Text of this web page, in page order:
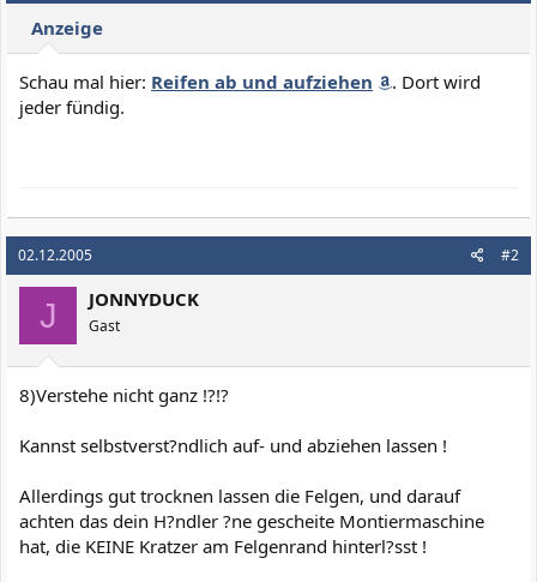
Anzeige
Schau mal hier: Reifen ab und aufziehen
. Dort wird
jeder fündig.
02.12.2005 #2
J JONNYDUCK
Gast
8)Verstehe nicht ganz !?!?
Kannst selbstverst?ndlich auf- und abziehen lassen !
Allerdings gut trocknen lassen die Felgen, und darauf
achten das dein H?ndler ?ne gescheite Montiermaschine
hat, die KEINE Kratzer am Felgenrand hinterl?sst !